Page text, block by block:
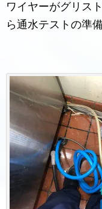
ワイヤーがグリス
ら通水テストの準